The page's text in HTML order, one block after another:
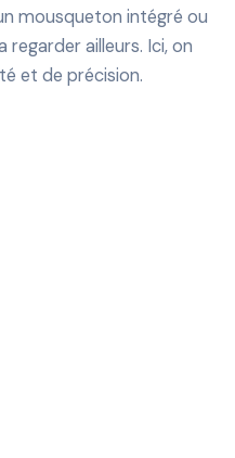
mousqueton intégré ou
regarder ailleurs. Ici, on
et de précision.